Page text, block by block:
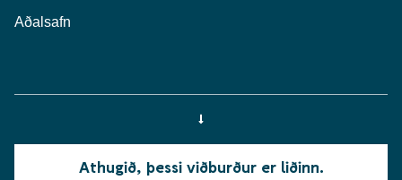
Aðalsafn
Athugið, þessi viðburður er liðinn.